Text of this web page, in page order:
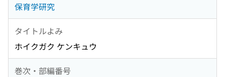
保育学研究
タイトルよみ
ホイクガク ケンキュウ
巻次・部編番号